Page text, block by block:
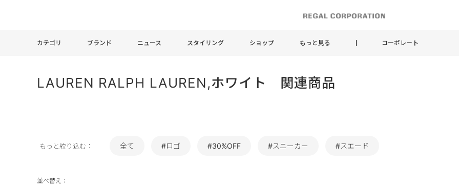
カテゴリ ブランド ニュース スタイリング ショップ もっと見る コーポレート
LAUREN RALPH LAUREN,ホワイト 関連商品
もっと絞り込む： 全て #ロゴ #30%OFF #スニーカー #スエード
並べ替え：